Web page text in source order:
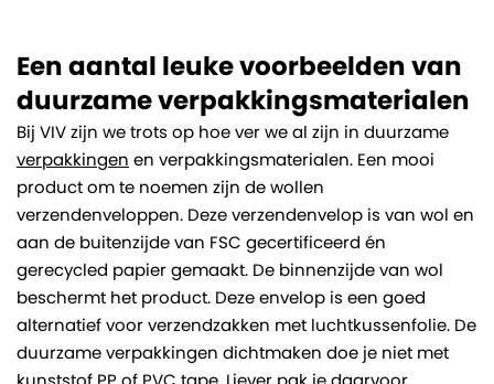
Een aantal leuke voorbeelden van
duurzame verpakkingsmaterialen
Bij VIV zijn we trots op hoe ver we al zijn in duurzame
verpakkingen en verpakkingsmaterialen. Een mooi
product om te noemen zijn de wollen
verzendenveloppen. Deze verzendenvelop is van wol en
aan de buitenzijde van FSC gecertificeerd én
gerecycled papier gemaakt. De binnenzijde van wol
beschermt het product. Deze envelop is een goed
alternatief voor verzendzakken met luchtkussenfolie. De
duurzame verpakkingen dichtmaken doe je niet met